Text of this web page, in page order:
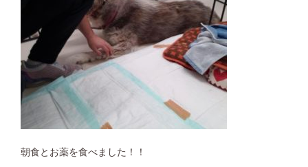
朝食とお薬を食べました！！